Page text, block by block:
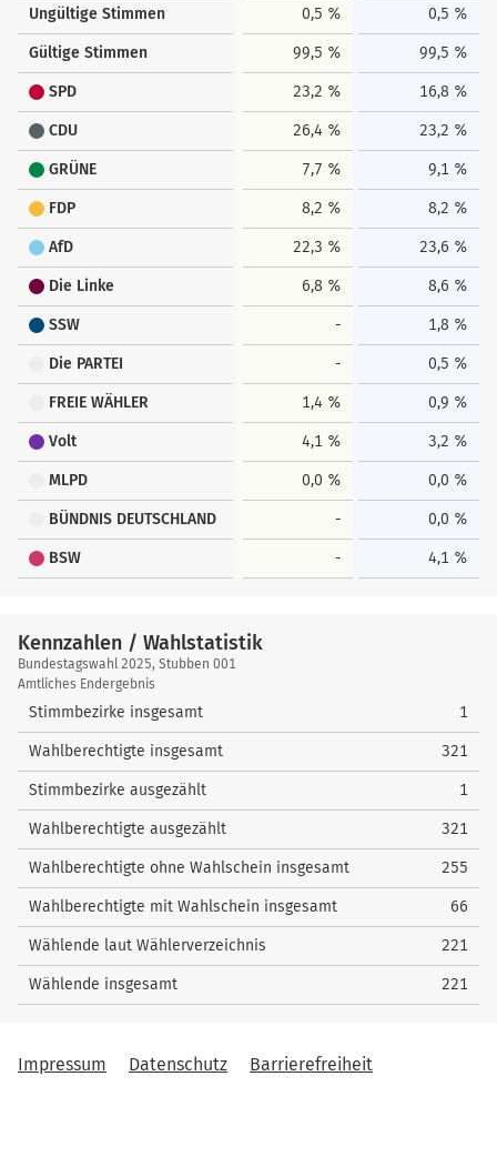
Ungültige Stimmen 0,5 % 0,5 %
Gültige Stimmen 99,5 % 99,5 %
SPD 23,2 % 16,8 %
CDU 26,4 % 23,2 %
GRÜNE 7,7 % 9,1 %
FDP 8,2 % 8,2 %
AfD 22,3 % 23,6 %
Die Linke 6,8 % 8,6 %
SSW - 1,8 %
Die PARTEI - 0,5 %
FREIE WÄHLER 1,4 % 0,9 %
Volt 4,1 % 3,2 %
MLPD 0,0 % 0,0 %
BÜNDNIS DEUTSCHLAND - 0,0 %
BSW - 4,1 %
Kennzahlen / Wahlstatistik
Kennzahlen
/
Wahlstatistik
Bundestagswahl 2025, Stubben 001
Amtliches Endergebnis
Stimmbezirke insgesamt 1
Wahlberechtigte insgesamt 321
Stimmbezirke ausgezählt 1
Wahlberechtigte ausgezählt 321
Wahlberechtigte ohne Wahlschein insgesamt 255
Wahlberechtigte mit Wahlschein insgesamt 66
Wählende laut Wählerverzeichnis 221
Wählende insgesamt 221
Impressum Datenschutz Barrierefreiheit